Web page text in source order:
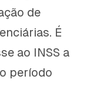
de
É
ao INSS a
período